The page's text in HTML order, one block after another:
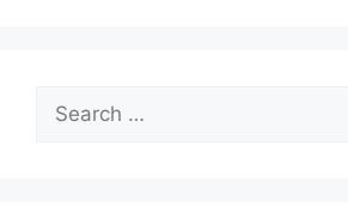
for: